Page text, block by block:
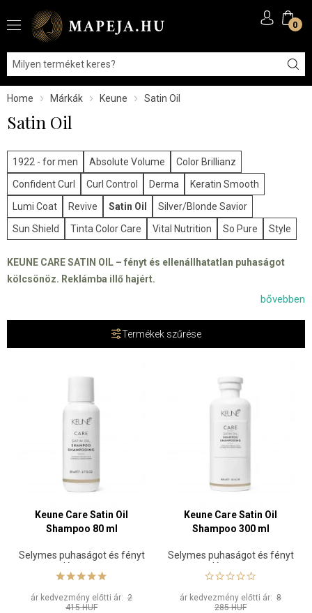
0
Home Márkák Keune Satin Oil
Satin Oil
1922 - for men Absolute Volume
Color Brillianz
Confident Curl
Curl Control Derma
Keratin Smooth
Lumi Coat
Revive Satin Oil
Silver/Blonde Savior
Sun Shield
Tinta Color Care Vital Nutrition So Pure Style
KEUNE CARE SATIN OIL – fényt és ellenállhatatlan puhaságot
kölcsönöz. Reklámba illő hajért.
Ha mindig is olyan hajról álmodtál, mint a reklámokban, akkor a
Satin Oil termékcsaládunk éppen neked való. A Dual Technology
technológiának köszönhetően az alapvető ásványi anyagok
tincsekké alakul át, éteri fényességgel. Samponból, kondicionálóból,
maszkból, olajkezelésből és könnyű olajos tejből áll, minden Satin
Oil termék szépít anélkül, hogy zsírosságot vagy súlyt adna hozzá.
bővebben
Termékek szűrése
Keune Care Satin Oil
Shampoo 80 ml
Selymes puhaságot és fényt
adó sampon
ár kedvezmény előtti ár: 2
415 HUF
Keune Care Satin Oil
Shampoo 300 ml
Selymes puhaságot és fényt
adó sampon
ár kedvezmény előtti ár: 8
285 HUF